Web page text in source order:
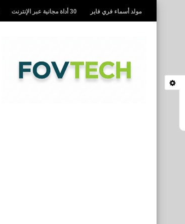
مولد أسماء فري فاير 30 أداة مجانية عبر الإنترنت